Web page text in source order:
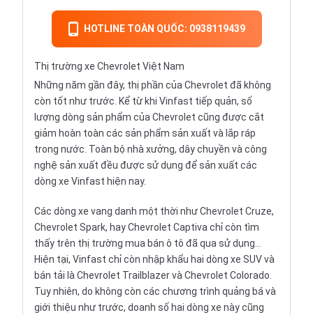
HOTLINE TOÀN QUỐC: 0938119439
Thị trường xe Chevrolet Việt Nam
Những năm gần đây, thị phần của Chevrolet đã không
còn tốt như trước. Kể từ khi Vinfast tiếp quản, số
lượng dòng sản phẩm của Chevrolet cũng được cắt
giảm hoàn toàn các sản phẩm sản xuất và lắp ráp
trong nước. Toàn bộ nhà xưởng, dây chuyền và công
nghệ sản xuất đều được sử dụng để sản xuất các
dòng xe Vinfast hiện nay.
Các dòng xe vang danh một thời nhưChevrolet Cruze,
Chevrolet Spark, hayChevrolet Captivachỉ còn tìm
thấy trên thị trường mua bán ô tô đã qua sử dụng…
Hiện tại, Vinfast chỉ còn nhập khẩu hai dòng xe SUV và
bán tải làChevrolet TrailblazervàChevrolet Colorado.
Tuy nhiên, do không còn các chương trình quảng bá và
giới thiệu như trước, doanh số hai dòng xe này cũng